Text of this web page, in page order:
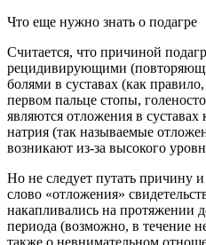
Что еще нужно знать о подагре
Считается, что причиной
рецидивирующими
болями в суставах (как
первом пальце стопы,
являются отложения в суставах
натрия (так называемые
возникают из-за высокого
Но не следует путать причину
слово «отложения»
накапливались на протяжении
периода (возможно, в течение
также о невнимательном